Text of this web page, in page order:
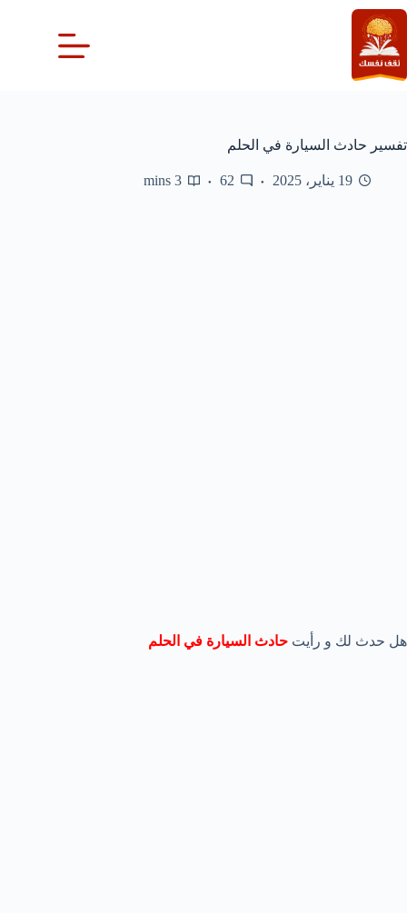
التجاوز
إلى
المحتوى
تفسير حادث السيارة في الحلم
19 يناير، 2025 62
3 mins
هل حدث لك و رأيت حادث السيارة في الحلم